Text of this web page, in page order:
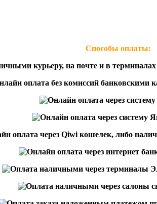
Способы оплаты: